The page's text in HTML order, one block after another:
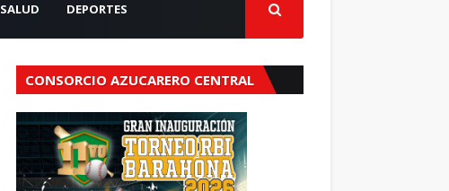
SALUD DEPORTES
CONSORCIO AZUCARERO CENTRAL